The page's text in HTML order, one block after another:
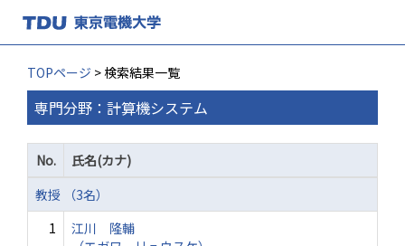
TOPページ > 検索結果一覧
専門分野：計算機システム
No.
氏名(カナ)
教授 （3名）
1
江川 隆輔